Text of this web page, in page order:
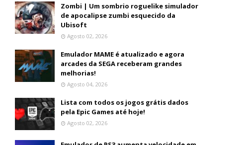
Zombi | Um sombrio roguelike simulador
de apocalipse zumbi esquecido da
Ubisoft
Agosto 02, 2026
Emulador MAME é atualizado e agora
arcades da SEGA receberam grandes
melhorias!
Agosto 04, 2026
Lista com todos os jogos grátis dados
pela Epic Games até hoje!
Agosto 02, 2026